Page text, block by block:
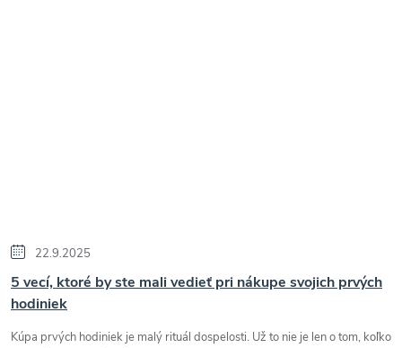
22.9.2025
5 vecí, ktoré by ste mali vedieť pri nákupe svojich prvých
hodiniek
Kúpa prvých hodiniek je malý rituál dospelosti. Už to nie je len o tom, koľko